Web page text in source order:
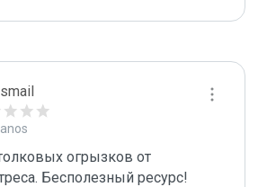
огрызков от
Бесполезный ресурс!